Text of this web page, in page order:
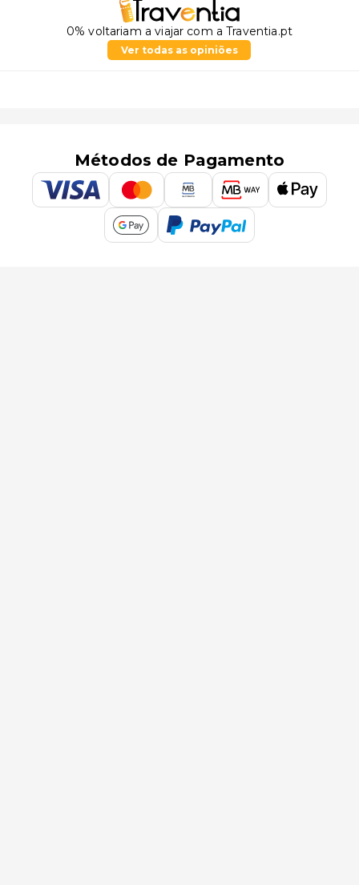
0% voltariam a viajar com a Traventia.pt
Ver todas as opiniões
Métodos de Pagamento